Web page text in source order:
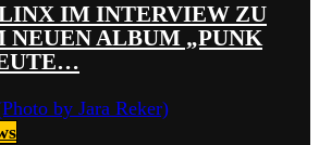
IM INTERVIEW ZU
NEUEN ALBUM „PUNK